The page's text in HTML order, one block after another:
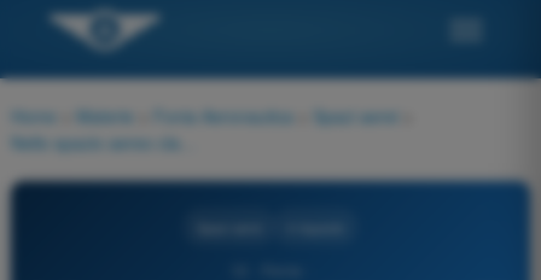
Home Materie Fonia Aeronautica Spazi aerei